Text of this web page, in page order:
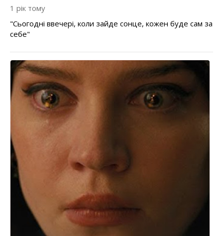
1 рік тому
"Сьогодні ввечері, коли зайде сонце, кожен буде сам за
себе"